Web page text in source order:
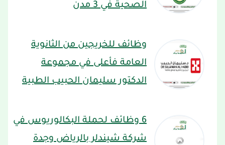
الصحية في 3 مدن
وظائف للخريجين من الثانوية
العامة فأعلى في مجموعة
الدكتور سليمان الحبيب الطبية
6 وظائف لحملة البكالوريوس في
شركة شيندلر بالرياض وجدة